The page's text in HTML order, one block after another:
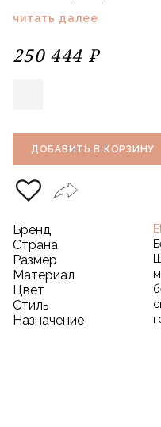
читать далее
250 444 ₽
ДОБАВИТЬ В КОРЗИНУ
Бренд
Страна
Размер
Материал
Цвет
Стиль
Назначение